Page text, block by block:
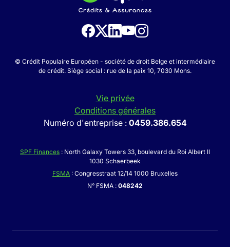
© Crédit Populaire Européen - société de droit Belge et intermédiaire
de crédit. Siège social : rue de la paix 10, 7030 Mons.
Vie privée
Conditions générales
Numéro d'entreprise : 0459.386.654
SPF Finances : North Galaxy Towers 33, boulevard du Roi Albert II
1030 Schaerbeek
FSMA : Congresstraat 12/14 1000 Bruxelles
N° FSMA : 048242